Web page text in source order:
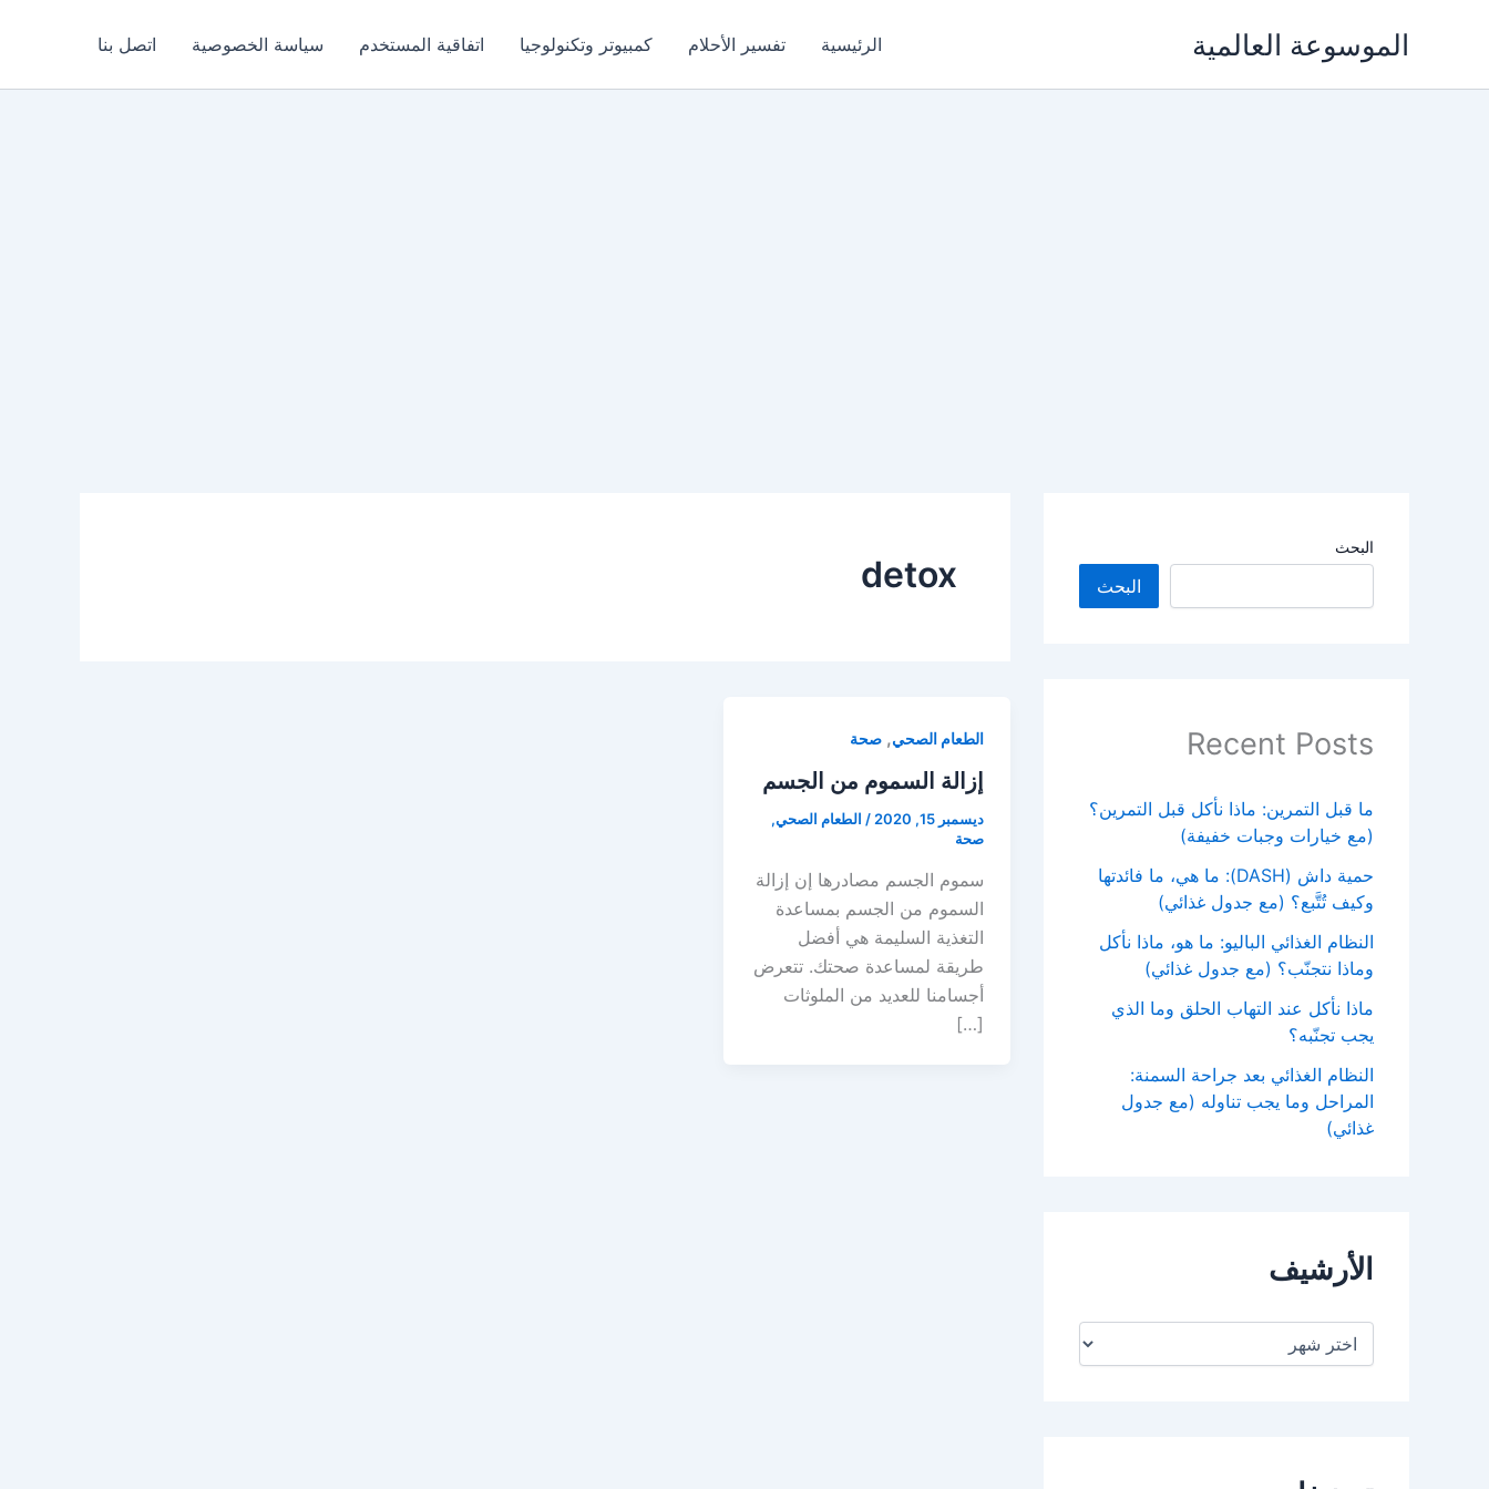
الموسوعة العالمية الرئيسية تفسير الأحلام كمبيوتر وتكنولوجيا اتفاقية المستخدم سياسة الخصوصية اتصل بنا
البحث
البحث
Recent Posts
ما قبل التمرين: ماذا نأكل قبل التمرين؟
(مع خيارات وجبات خفيفة)
حمية داش (DASH): ما هي، ما فائدتها
وكيف تُتَّبع؟ (مع جدول غذائي)
النظام الغذائي الباليو: ما هو، ماذا نأكل
وماذا نتجنّب؟ (مع جدول غذائي)
ماذا نأكل عند التهاب الحلق وما الذي
يجب تجنّبه؟
النظام الغذائي بعد جراحة السمنة:
المراحل وما يجب تناوله (مع جدول
غذائي)
الأرشيف
detox
الطعام الصحي, صحة
إزالة السموم من الجسم
ديسمبر 15, 2020 / الطعام الصحي,
صحة
سموم الجسم مصادرها إن إزالة
السموم من الجسم بمساعدة
التغذية السليمة هي أفضل
طريقة لمساعدة صحتك. تتعرض
أجسامنا للعديد من الملوثات
[…]